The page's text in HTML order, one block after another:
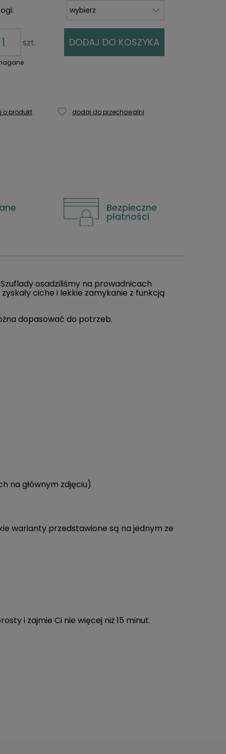
szt. DODAJ DO KOSZYKA
o produkt dodaj do przechowalni
Bezpieczne
płatności
osadziliśmy na prowadnicach
ciche i lekkie zamykanie z funkcją
dopasować do potrzeb.
na głównym zdjęciu)
warianty przedstawione są na jednym ze
i zajmie Ci nie więcej niż 15 minut.